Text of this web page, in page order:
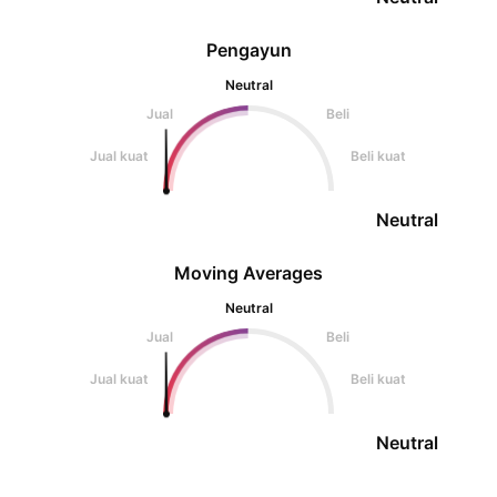
Pengayun
Neutral
Jual
Beli
Jual kuat Beli kuat
Neutral
Moving Averages
Neutral
Jual
Beli
Jual kuat Beli kuat
Neutral